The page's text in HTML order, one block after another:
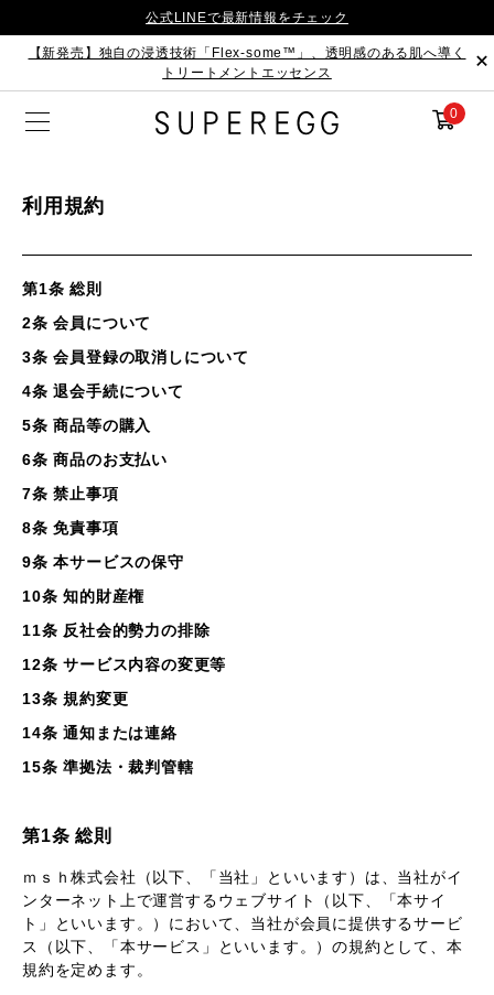
公式LINEで最新情報をチェック
【新発売】独自の浸透技術「Flex-some™」、透明感のある肌へ導く
トリートメントエッセンス
0
利用規約
第1条 総則
2条 会員について
3条 会員登録の取消しについて
4条 退会手続について
5条 商品等の購入
6条 商品のお支払い
7条 禁止事項
8条 免責事項
9条 本サービスの保守
10条 知的財産権
11条 反社会的勢力の排除
12条 サービス内容の変更等
13条 規約変更
14条 通知または連絡
15条 準拠法・裁判管轄
第1条 総則
ｍｓｈ株式会社（以下、「当社」といいます）は、当社がイ
ンターネット上で運営するウェブサイト（以下、「本サイ
ト」といいます。）において、当社が会員に提供するサービ
ス（以下、「本サービス」といいます。）の規約として、本
規約を定めます。